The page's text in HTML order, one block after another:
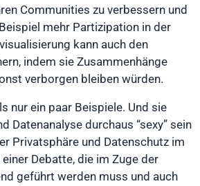
Communities zu verbessern und
mehr Partizipation in der
kann auch den
indem sie Zusammenhänge
verborgen bleiben würden.
nur ein paar Beispiele. Und sie
Datenanalyse durchaus “sexy” sein
Privatsphäre und Datenschutz im
Debatte, die im Zuge der
geführt werden muss und auch